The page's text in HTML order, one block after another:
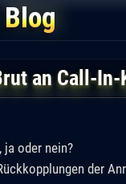
Blog
an Call-
ja oder nein?
der